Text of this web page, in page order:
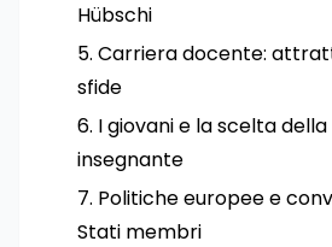
Hübschi
Carriera docente:
sfide
I giovani e la scelta
insegnante
Politiche europee e
Stati membri